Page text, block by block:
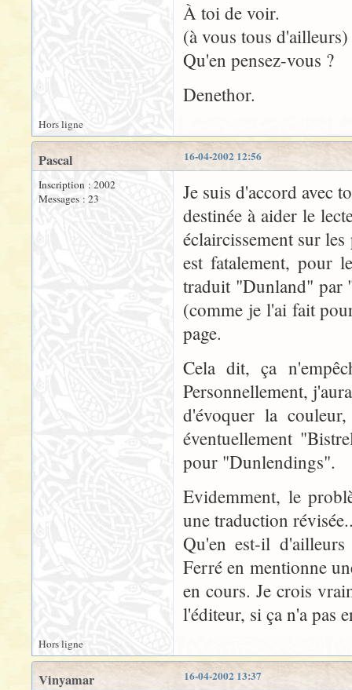
À toi de voir.
(à vous tous d'ailleurs)
Qu'en pensez-vous ?
Denethor.
Hors ligne
16-04-2002 12:56
Pascal
Inscription : 2002
Messages : 23
Je suis d'accord avec
destinée à aider le
éclaircissement sur
est fatalement, pour
traduit "Dunland" par
(comme je l'ai fait
page.
Cela dit, ça
Personnellement,
d'évoquer la
éventuellement
pour "Dunlendings".
Evidemment, le
une traduction
Qu'en est-il
Ferré en mentionne
en cours. Je crois
l'éditeur, si ça n'a pas
Hors ligne
16-04-2002 13:37
Vinyamar